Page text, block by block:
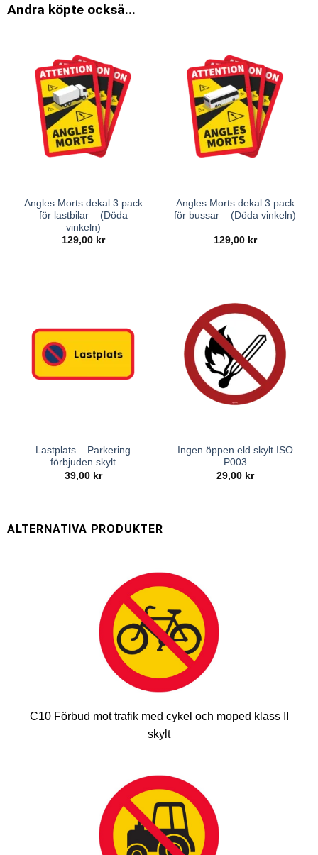
Andra köpte också...
Angles Morts dekal 3 pack
för lastbilar – (Döda
vinkeln)
129,00 kr
Angles Morts dekal 3 pack
för bussar – (Döda vinkeln)
129,00 kr
Lastplats – Parkering
förbjuden skylt
39,00 kr
Ingen öppen eld skylt ISO
P003
29,00 kr
C10 Förbud mot trafik med cykel och moped klass II
skylt